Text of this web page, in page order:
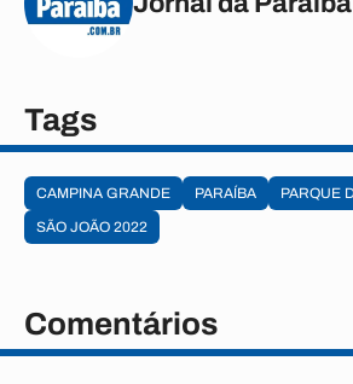
Tags
CAMPINA GRANDE PARAÍBA
PARQUE
SÃO JOÃO 2022
Comentários